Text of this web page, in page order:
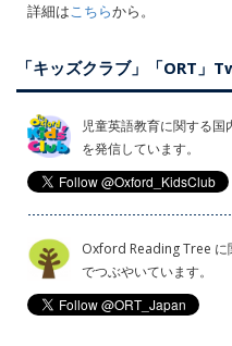
詳細はこちらから。
「キッズクラブ」「ORT
児童英語教育に関する
を発信しています。
Oxford Reading Tree に
でつぶやいています。